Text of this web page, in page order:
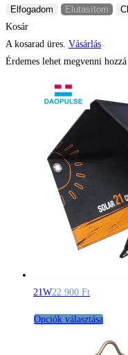
Elfogadom
Elutasítom
Kosár
A kosarad üres. Vásárlás
Érdemes lehet megvenni hozzá
21W22 900 Ft
Opciók választásaEnnek